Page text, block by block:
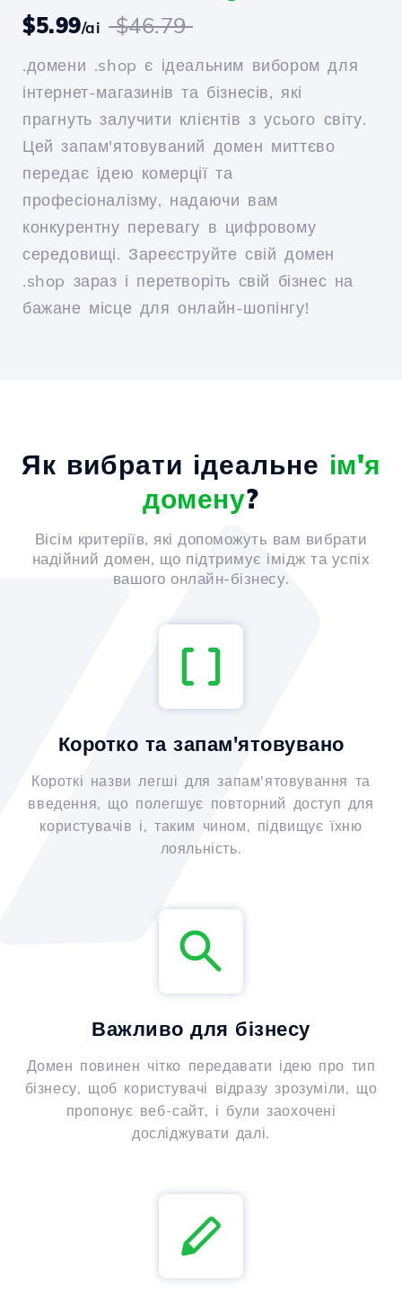
$5.99/ai $46.79
.домени .shop є ідеальним вибором для
інтернет-магазинів та бізнесів, які
прагнуть залучити клієнтів з усього світу.
Цей запам'ятовуваний домен миттєво
передає ідею комерції та
професіоналізму, надаючи вам
конкурентну перевагу в цифровому
середовищі. Зареєструйте свій домен
.shop зараз і перетворіть свій бізнес на
бажане місце для онлайн-шопінгу!
Як вибрати ідеальне ім'я
домену?
Вісім критеріїв, які допоможуть вам вибрати
надійний домен, що підтримує імідж та успіх
вашого онлайн-бізнесу.
Коротко та запам'ятовувано
Короткі назви легші для запам'ятовування та
введення, що полегшує повторний доступ для
користувачів і, таким чином, підвищує їхню
лояльність.
Важливо для бізнесу
Домен повинен чітко передавати ідею про тип
бізнесу, щоб користувачі відразу зрозуміли, що
пропонує веб-сайт, і були заохочені
досліджувати далі.